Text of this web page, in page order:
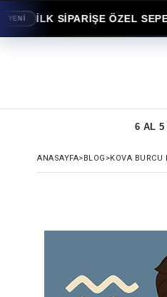
İLK SİPARİŞE ÖZEL
6 AL 5
ANASAYFA>BLOG >KOVA BURCU